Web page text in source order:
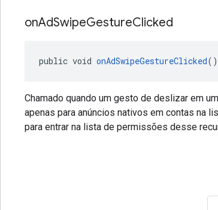
onAdSwipeGestureClicked
public void onAdSwipeGestureClicked()
Chamado quando um gesto de deslizar em
apenas para anúncios nativos em contas na
para entrar na lista de permissões desse